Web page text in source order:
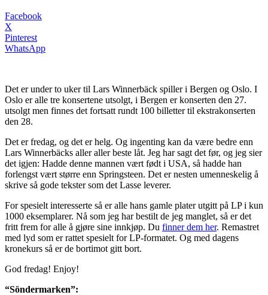
Facebook
X
Pinterest
WhatsApp
Det er under to uker til Lars Winnerbäck spiller i Bergen og Oslo. I
Oslo er alle tre konsertene utsolgt, i Bergen er konserten den 27.
utsolgt men finnes det fortsatt rundt 100 billetter til ekstrakonserten
den 28.
Det er fredag, og det er helg. Og ingenting kan da være bedre enn
Lars Winnerbäcks aller aller beste låt. Jeg har sagt det før, og jeg sier
det igjen: Hadde denne mannen vært født i USA, så hadde han
forlengst vært større enn Springsteen. Det er nesten umenneskelig å
skrive så gode tekster som det Lasse leverer.
For spesielt interesserte så er alle hans gamle plater utgitt på LP i kun
1000 eksemplarer. Nå som jeg har bestilt de jeg manglet, så er det
fritt frem for alle å gjøre sine innkjøp. Du finner dem her. Remastret
med lyd som er rattet spesielt for LP-formatet. Og med dagens
kronekurs så er de bortimot gitt bort.
God fredag! Enjoy!
“Söndermarken”: